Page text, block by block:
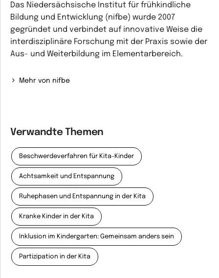
Das Niedersächsische Institut für frühkindliche
Bildung und Entwicklung (nifbe) wurde 2007
gegründet und verbindet auf innovative Weise die
interdisziplinäre Forschung mit der Praxis sowie der
Aus- und Weiterbildung im Elementarbereich.
Mehr von nifbe
Verwandte Themen
Beschwerdeverfahren für Kita-Kinder
Achtsamkeit und Entspannung
Ruhephasen und Entspannung in der Kita
Kranke Kinder in der Kita
Inklusion im Kindergarten: Gemeinsam anders sein
Partizipation in der Kita